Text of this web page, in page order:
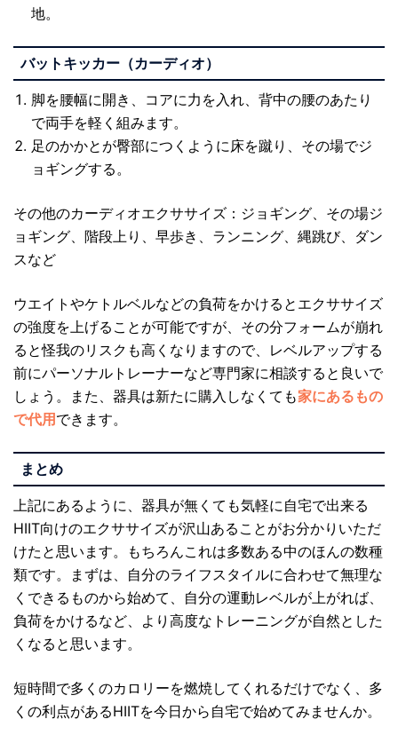
地。
バットキッカー（カーディオ）
脚を腰幅に開き、コアに力を入れ、背中の腰のあたり
で両手を軽く組みます。
足のかかとが臀部につくように床を蹴り、その場でジ
ョギングする。
その他のカーディオエクササイズ：ジョギング、その場ジ
ョギング、階段上り、早歩き、ランニング、縄跳び、ダン
スなど
ウエイトやケトルベルなどの負荷をかけるとエクササイズ
の強度を上げることが可能ですが、その分フォームが崩れ
ると怪我のリスクも高くなりますので、レベルアップする
前にパーソナルトレーナーなど専門家に相談すると良いで
しょう。また、器具は新たに購入しなくても家にあるもの
で代用できます。
まとめ
上記にあるように、器具が無くても気軽に自宅で出来る
HIIT向けのエクササイズが沢山あることがお分かりいただ
けたと思います。もちろんこれは多数ある中のほんの数種
類です。まずは、自分のライフスタイルに合わせて無理な
くできるものから始めて、自分の運動レベルが上がれば、
負荷をかけるなど、より高度なトレーニングが自然とした
くなると思います。
短時間で多くのカロリーを燃焼してくれるだけでなく、多
くの利点があるHIITを今日から自宅で始めてみませんか。